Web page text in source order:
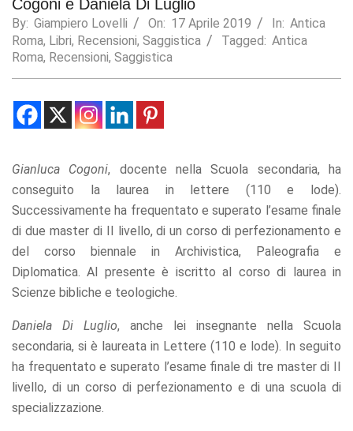
Cogoni e Daniela Di Luglio
By: Giampiero Lovelli On: 17 Aprile 2019 In: Antica
Roma, Libri, Recensioni, Saggistica Tagged: Antica
Roma, Recensioni, Saggistica
Gianluca Cogoni, docente nella Scuola secondaria, ha
conseguito la laurea in lettere (110 e lode).
Successivamente ha frequentato e superato l’esame finale
di due master di II livello, di un corso di perfezionamento e
del corso biennale in Archivistica, Paleografia e
Diplomatica. Al presente è iscritto al corso di laurea in
Scienze bibliche e teologiche.
Daniela Di Luglio, anche lei insegnante nella Scuola
secondaria, si è laureata in Lettere (110 e lode). In seguito
ha frequentato e superato l’esame finale di tre master di II
livello, di un corso di perfezionamento e di una scuola di
specializzazione.
Statistics
In order for
us to
functionality
and
structure,
website is
used.
Experience
In order for
our website
to perform
possible
during your
visit. If you
refuse these
some
functionality